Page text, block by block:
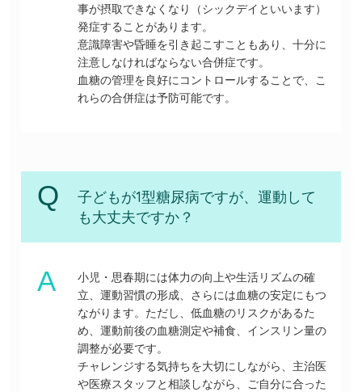
事が摂取できなくなり（シックデイといいます）
発症することがあります。
意識障害や昏睡を引き起こすこともあり、十分に
注意しなければならない合併症です。
血糖の管理を良好にコントロールすることで、こ
れらの合併症は予防可能です。
子どもが1型糖尿病ですが、運動して
も大丈夫ですか？
小児・思春期には体力の向上や生活リズムの確
立、運動習慣の形成、さらには血糖の安定にもつ
ながります。ただし、低血糖のリスクがあるた
め、運動前後の血糖測定や補食、インスリン量の
調整が必要です。
チャレンジする気持ちを大切にしながら、主治医
や医療スタッフと相談しながら、ご自分に合った